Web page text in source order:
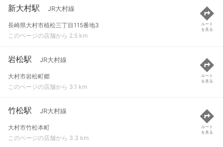
新大村駅 JR大村線
長崎県大村市植松三丁目115番地3
このページの店舗から 2.5 km
ルート
を見る
岩松駅 JR大村線
大村市岩松町郷
このページの店舗から 3.1 km
ルート
を見る
竹松駅 JR大村線
大村市竹松本町
このページの店舗から 3.3 km
ルート
を見る